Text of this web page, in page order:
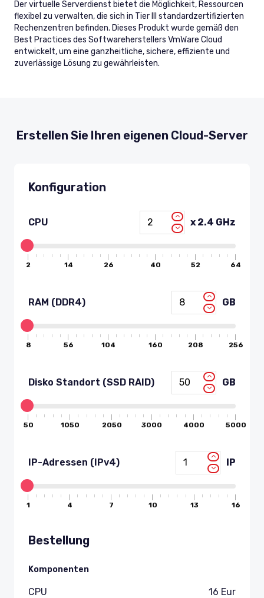
Der virtuelle Serverdienst bietet die Möglichkeit, Ressourcen
flexibel zu verwalten, die sich in Tier III standardzertifizierten
Rechenzentren befinden. Dieses Produkt wurde gemäß den
Best Practices des Softwareherstellers VmWare Cloud
entwickelt, um eine ganzheitliche, sichere, effiziente und
zuverlässige Lösung zu gewährleisten.
Erstellen Sie Ihren eigenen Cloud-Server
Konfiguration
CPU x 2.4 GHz
2 14 26 40 52 64
RAM (DDR4) GB
8 56 104 160 208 256
Disko Standort (SSD RAID) GB
50 1050 2050 3000 4000 5000
IP-Adressen (IPv4) IP
1 4 7 10 13 16
Bestellung
Komponenten
CPU 16 Eur